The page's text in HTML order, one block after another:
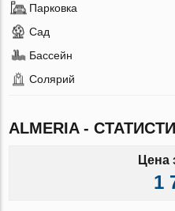
Парковка
Сад
Бассейн
Солярий
ALMERIA -
Цена
1